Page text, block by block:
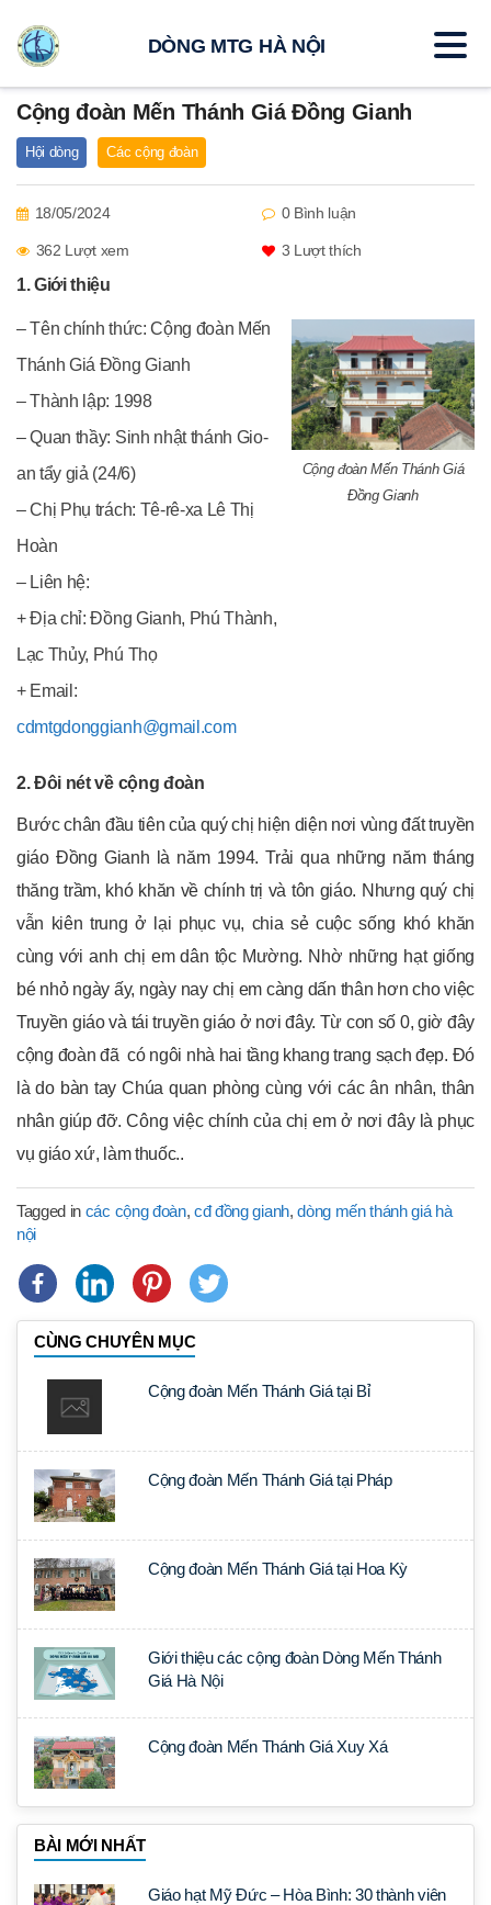
Cộng đoàn Mến Thánh Giá Đồng Gianh
Hội dòng Các cộng đoàn
18/05/2024 0 Bình luận
362 Lượt xem 3 Lượt thích
1. Giới thiệu
– Tên chính thức: Cộng đoàn Mến
Thánh Giá Đồng Gianh
– Thành lập: 1998
– Quan thầy: Sinh nhật thánh Gio-
an tẩy giả (24/6)
– Chị Phụ trách: Tê-rê-xa Lê Thị
Hoàn
– Liên hệ:
+ Địa chỉ: Đồng Gianh, Phú Thành,
Lạc Thủy, Phú Thọ
+ Email:
cdmtgdonggianh@gmail.com
Cộng đoàn Mến Thánh Giá
Đồng Gianh
2. Đôi nét về cộng đoàn
Bước chân đầu tiên của quý chị hiện diện nơi vùng đất truyền
giáo Đồng Gianh là năm 1994. Trải qua những năm tháng
thăng trầm, khó khăn về chính trị và tôn giáo. Nhưng quý chị
vẫn kiên trung ở lại phục vụ, chia sẻ cuộc sống khó khăn
cùng với anh chị em dân tộc Mường. Nhờ những hạt giống
bé nhỏ ngày ấy, ngày nay chị em càng dấn thân hơn cho việc
Truyền giáo và tái truyền giáo ở nơi đây. Từ con số 0, giờ đây
cộng đoàn đã có ngôi nhà hai tầng khang trang sạch đẹp. Đó
là do bàn tay Chúa quan phòng cùng với các ân nhân, thân
nhân giúp đỡ. Công việc chính của chị em ở nơi đây là phục
vụ giáo xứ, làm thuốc..
Tagged in các cộng đoàn,cđ đồng gianh,dòng mến thánh giá hà
nội
CÙNG CHUYÊN MỤC
Cộng đoàn Mến Thánh Giá tại Bỉ
Cộng đoàn Mến Thánh Giá tại Pháp
Cộng đoàn Mến Thánh Giá tại Hoa Kỳ
Giới thiệu các cộng đoàn Dòng Mến Thánh
Giá Hà Nội
Cộng đoàn Mến Thánh Giá Xuy Xá
BÀI MỚI NHẤT
Giáo hạt Mỹ Đức – Hòa Bình: 30 thành viên
DÒNG MTG HÀ NỘI